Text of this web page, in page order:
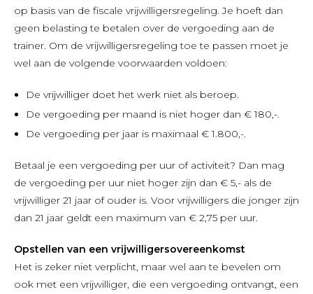
op basis van de fiscale vrijwilligersregeling. Je hoeft dan
geen belasting te betalen over de vergoeding aan de
trainer. Om de vrijwilligersregeling toe te passen moet je
wel aan de volgende voorwaarden voldoen:
De vrijwilliger doet het werk niet als beroep.
De vergoeding per maand is niet hoger dan € 180,-.
De vergoeding per jaar is maximaal € 1.800,-.
Betaal je een vergoeding per uur of activiteit? Dan mag
de vergoeding per uur niet hoger zijn dan € 5,- als de
vrijwilliger 21 jaar of ouder is. Voor vrijwilligers die jonger zijn
dan 21 jaar geldt een maximum van € 2,75 per uur.
Opstellen van een vrijwilligersovereenkomst
Het is zeker niet verplicht, maar wel aan te bevelen om
ook met een vrijwilliger, die een vergoeding ontvangt, een